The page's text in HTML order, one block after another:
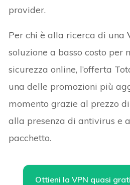
provider.
Per chi è alla ricerca di una
soluzione a basso costo per
sicurezza online, l’offerta
una delle promozioni più
momento grazie al prezzo
alla presenza di antivirus e
pacchetto.
Ottieni la VPN quasi